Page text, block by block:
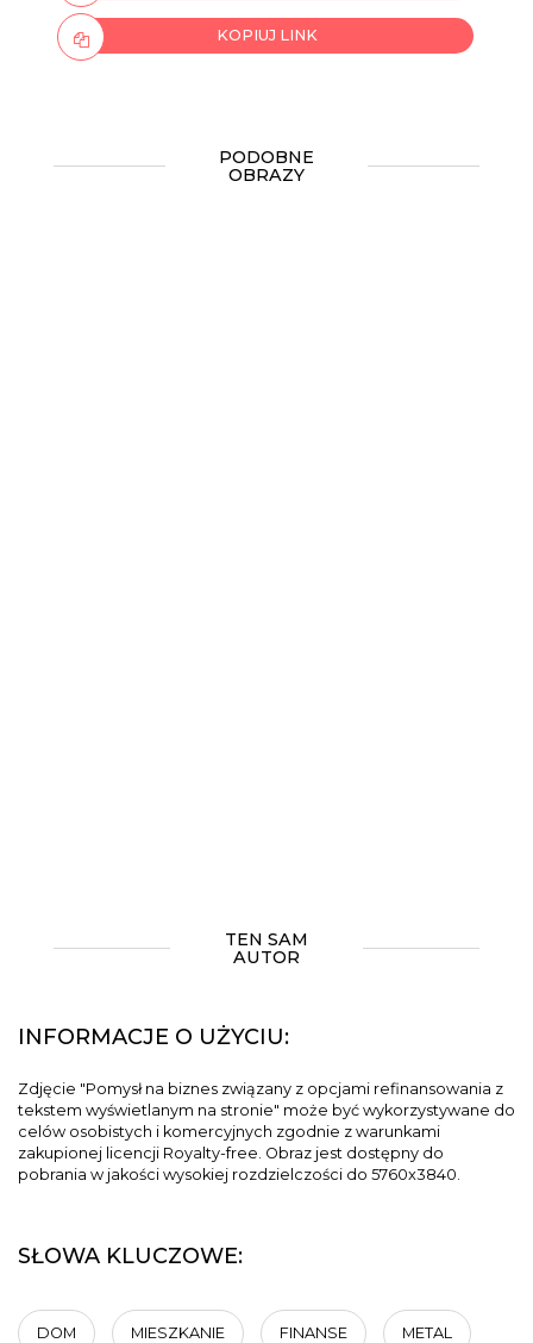
KOPIUJ LINK
PODOBNE
OBRAZY
TEN SAM
AUTOR
INFORMACJE O UŻYCIU:
Zdjęcie "Pomysł na biznes związany z opcjami refinansowania z
tekstem wyświetlanym na stronie" może być wykorzystywane do
celów osobistych i komercyjnych zgodnie z warunkami
zakupionej licencji Royalty-free. Obraz jest dostępny do
pobrania w jakości wysokiej rozdzielczości do 5760x3840.
SŁOWA KLUCZOWE:
DOM MIESZKANIE FINANSE METAL